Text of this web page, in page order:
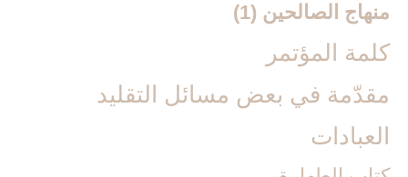
منهاج الصالحین (1)
كلمة المؤتمر
مقدّمة في بعض مسائل التقليد
العبادات‏